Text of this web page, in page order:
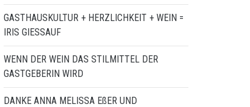
GASTHAUSKULTUR + HERZLICHKEIT + WEIN =
IRIS GIESSAUF
WENN DER WEIN DAS STILMITTEL DER
GASTGEBERIN WIRD
DANKE ANNA MELISSA EßER UND